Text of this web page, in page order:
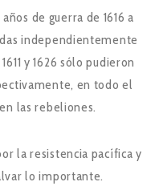
de guerra de 1616 a
independientemente
y 1626 sólo pudieron
en todo el
las rebeliones.
la resistencia pacífica y
lo importante.